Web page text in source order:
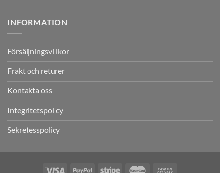
INFORMATION
Försäljningsvillkor
Frakt och returer
Kontakta oss
Integritetspolicy
Sekretesspolicy